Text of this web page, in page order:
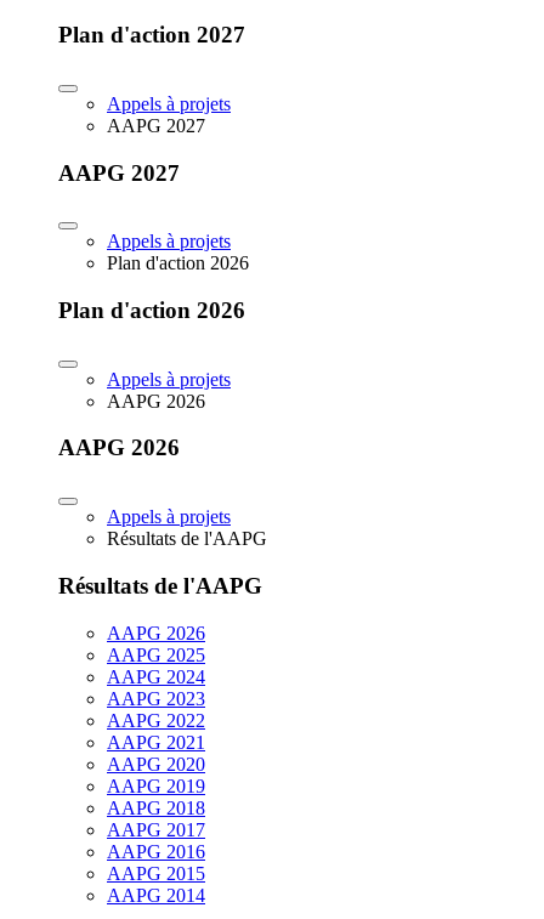
Plan d'action 2027
Appels à projets
AAPG 2027
AAPG 2027
Appels à projets
Plan d'action 2026
Plan d'action 2026
Appels à projets
AAPG 2026
AAPG 2026
Appels à projets
Résultats de l'AAPG
Résultats de l'AAPG
AAPG 2026
AAPG 2025
AAPG 2024
AAPG 2023
AAPG 2022
AAPG 2021
AAPG 2020
AAPG 2019
AAPG 2018
AAPG 2017
AAPG 2016
AAPG 2015
AAPG 2014